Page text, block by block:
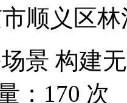
顺义区
景 构建
：170 次